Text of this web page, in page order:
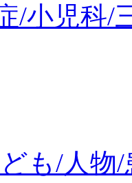
/小児科
も/人物/